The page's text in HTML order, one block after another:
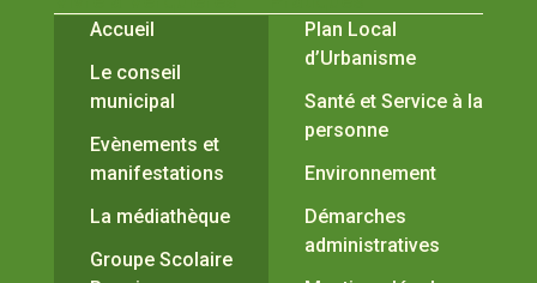
Accueil
Le conseil
municipal
Evènements et
manifestations
La médiathèque
Groupe Scolaire
Plan Local
d’Urbanisme
Santé et Service à la
personne
Environnement
Démarches
administratives